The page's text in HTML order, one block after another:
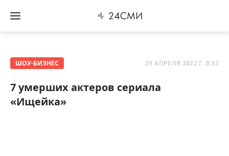
ШОУ-БИЗНЕС 29 АПРЕЛЯ 2022 Г. 8:33
7 умерших актеров сериала
«Ищейка»